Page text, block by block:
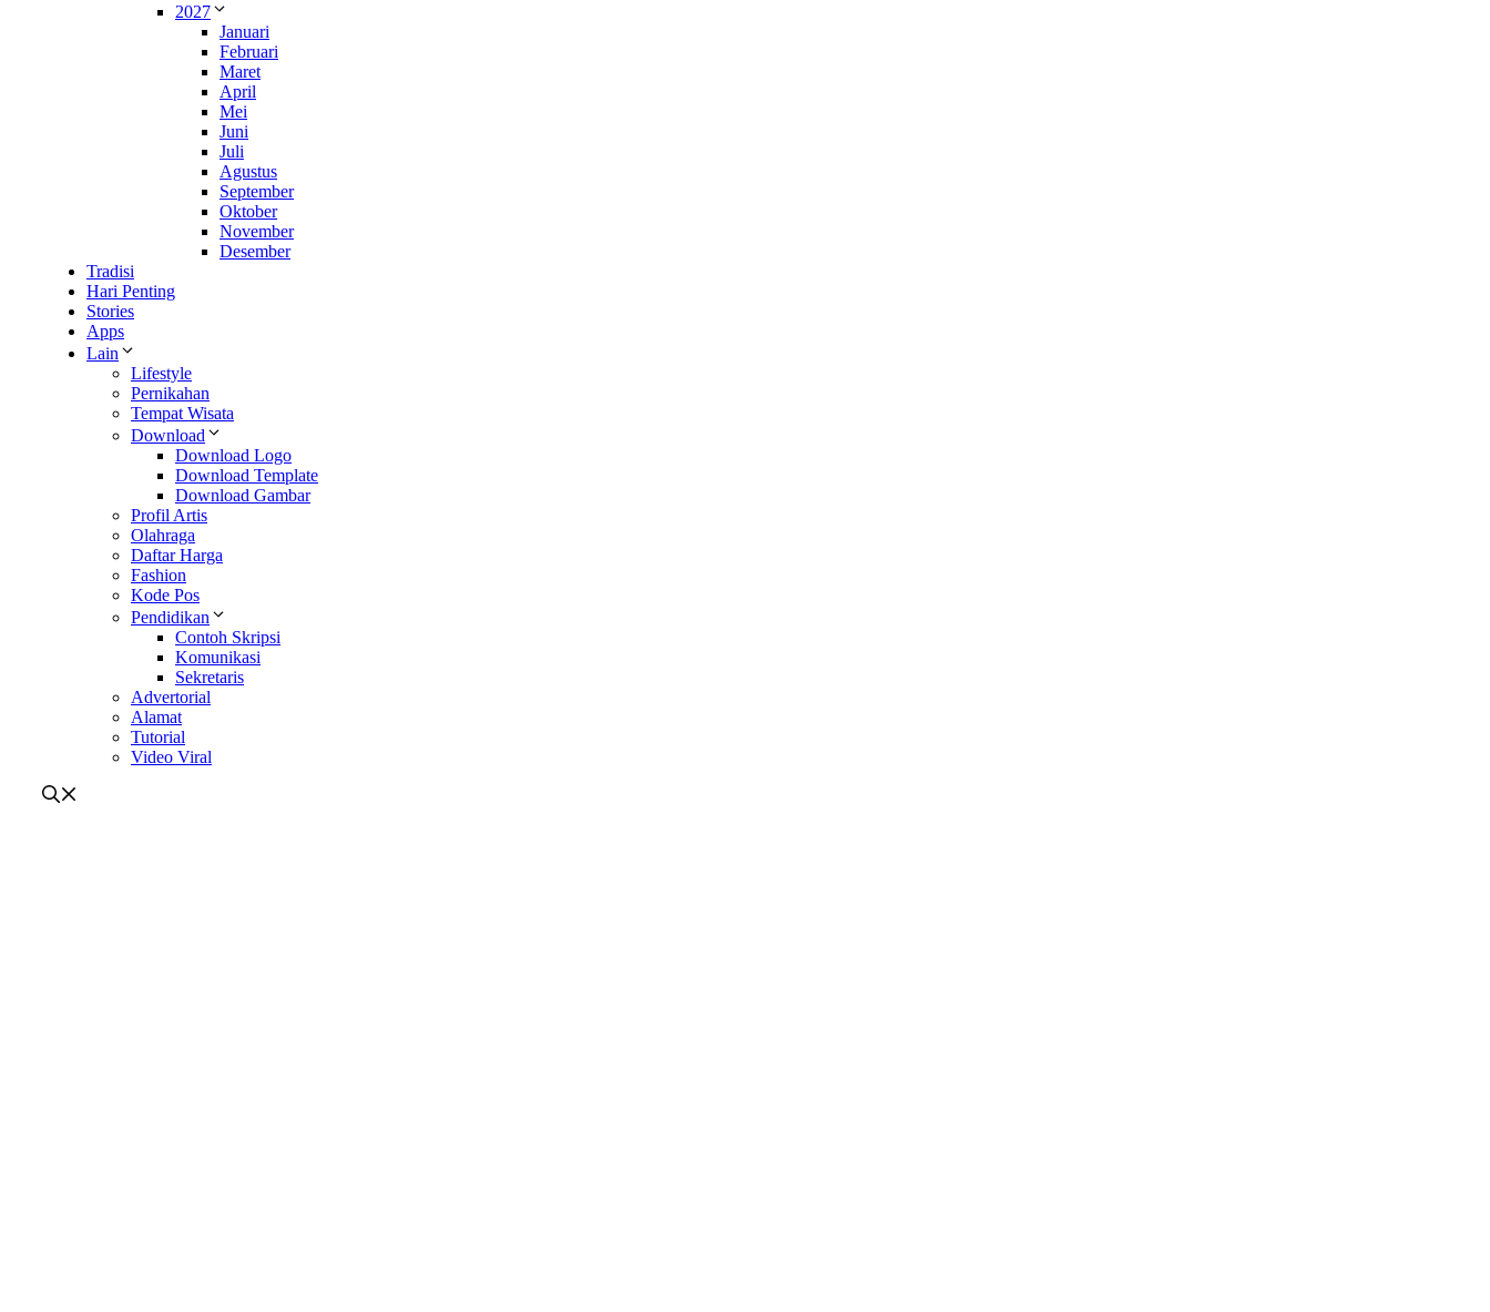
2027
Januari
Februari
Maret
April
Mei
Juni
Juli
Agustus
September
Oktober
November
Desember
Tradisi
Hari Penting
Stories
Apps
Lain
Lifestyle
Pernikahan
Tempat Wisata
Download
Download Logo
Download Template
Download Gambar
Profil Artis
Olahraga
Daftar Harga
Fashion
Kode Pos
Pendidikan
Contoh Skripsi
Komunikasi
Sekretaris
Advertorial
Alamat
Tutorial
Video Viral